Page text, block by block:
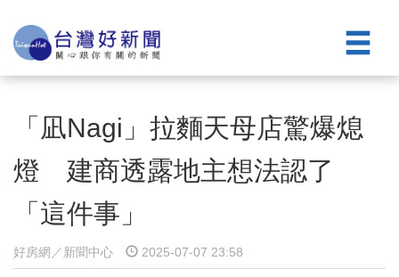
「凪Nagi」拉麵天母店驚爆熄
燈 建商透露地主想法認了
「這件事」
好房網／新聞中心 2025-07-07 23:58